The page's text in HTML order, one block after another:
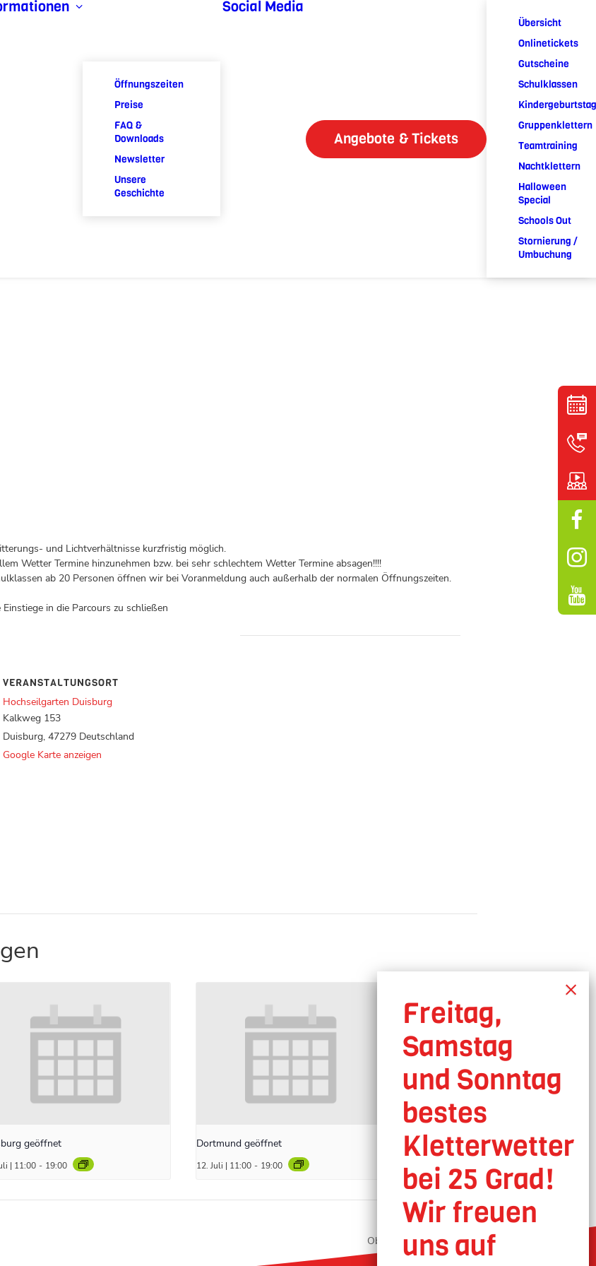
Öffnungszeiten
Preise
FAQ &
Downloads
Newsletter
Unsere
Geschichte
Social Media
Angebote & Tickets
Übersicht
Onlinetickets
Gutscheine
Schulklassen
Kindergeburtstag
Gruppenklettern
Teamtraining
Nachtklettern
Halloween
Special
Schools Out
Stornierung /
Umbuchung
und Lichtverhältnisse kurzfristig möglich.
Wetter Termine hinzunehmen bzw. bei sehr schlechtem Wetter Termine absagen!!!!
ab 20 Personen öffnen wir bei Voranmeldung auch außerhalb der normalen Öffnungszeiten.
in die Parcours zu schließen
VERANSTALTUNGSORT
Hochseilgarten Duisburg
Kalkweg 153
Duisburg, 47279 Deutschland
Google Karte anzeigen
geöffnet
| 11:00 - 19:00
Dortmund geöffnet
12. Juli | 11:00 - 19:00
Oberhausen geöffnet